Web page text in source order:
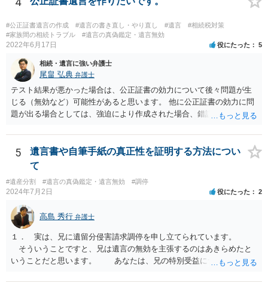
#公正証書遺言の作成 #遺言の書き直し・やり直し #遺言
#相続税対策
#家族間の相続トラブル
#遺言の真偽鑑定・遺言無効
2022年6月17日 役にたった 5
相続・遺言に強い弁護士
尾畠 弘典 弁護士
テスト結果が悪かった場合は、公正証書の効力について後々問題が生
じる（無効など）可能性があると思います。 他に公正証書の効力に問
題が出る場合としては、強迫により作成された場合、錯誤（勘違い）
すが、弁護士に作成を依頼する場合は、１０～数十万円程度になるケ
ースが多いと思います。 報酬体系は、弁護士ごとに異なりますので一
律の基準はありません。
5
遺言書や自筆手紙の真正性を証明する方法につい
て
#遺産分割 #遺言の真偽鑑定・遺言無効 #調停
2024年7月2日 役にたった 2
高島 秀行 弁護士
１． 実は、兄に遺留分侵害請求調停を申し立てられています。
そういうことですと、兄は遺言の無効を主張するのはあきらめたと
いうことだと思います。 あなたは、兄の特別受益について立証し
詳しい事情を話して相談された方がよいと思います。